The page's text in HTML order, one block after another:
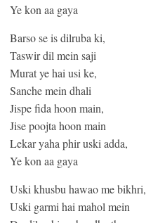
Ye kon aa gaya
Barso se is dilruba ki,
Taswir dil mein saji
Murat ye hai usi ke,
Sanche mein dhali
Jispe fida hoon main,
Jise poojta hoon main
Lekar yaha phir uski adda,
Ye kon aa gaya
Uski khusbu hawao me bikhri,
Uski garmi hai mahol mein